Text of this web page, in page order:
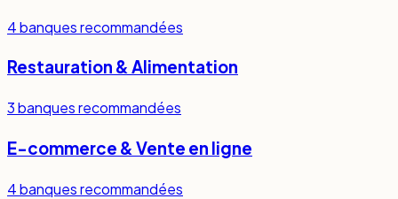
4banques recommandées
Restauration & Alimentation
3banques recommandées
E-commerce & Vente en ligne
4banques recommandées